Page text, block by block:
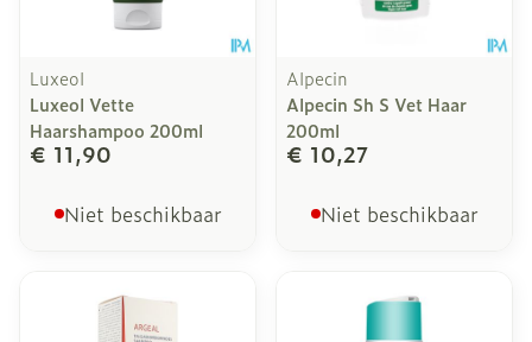
Luxeol
Luxeol Vette
Haarshampoo 200ml
€ 11,90
Niet beschikbaar
Alpecin
Alpecin Sh S Vet Haar
200ml
€ 10,27
Niet beschikbaar